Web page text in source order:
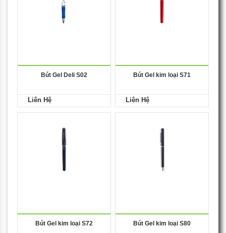
Bút Gel Deli S02
Liên Hệ
Bút Gel kim loại S71
Liên Hệ
Bút Gel kim loại S72 Bút Gel kim loại S80